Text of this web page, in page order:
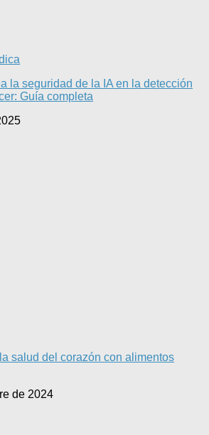
la seguridad de la IA en la detección
Guía completa
salud del corazón con alimentos
de 2024